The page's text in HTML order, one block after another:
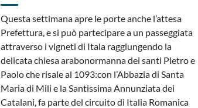
Questa settimana apre le porte anche l’attesa
Prefettura, e si può partecipare a un passeggiata
attraverso i vigneti di Itala raggiungendo la
delicata chiesa arabonormanna dei santi Pietro e
Paolo che risale al 1093:con l’Abbazia di Santa
Maria di Mili e la Santissima Annunziata dei
Catalani, fa parte del circuito di Italia Romanica